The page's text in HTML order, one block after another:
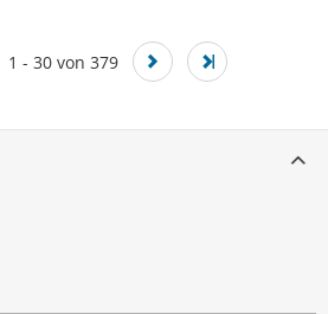
1 - 30 von 379